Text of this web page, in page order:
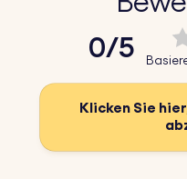
0/5
Klicken Sie